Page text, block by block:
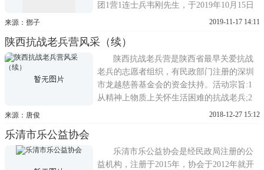
团1营1连士兵韦刚先生，于2019年10月15日
中午11时许在家中归队，享年96岁。按照风
志愿者前往大王村，与村里亲朋好友一起做
已故老兵韦刚先生纪念仪式，家属特意志愿
者一定要前往。今天
来源：鄧子 2019-11-17 14:11
陕西抗战老兵营风采（续）
陕西抗战老兵营是陕西省最早关爱抗战
老兵的志愿者组织，有民政部门注册的深圳
市龙越慈善基金会的资金扶持。活动宗旨:1
从精神上物质上关怀生活困难的抗战老兵;2
记录老兵口述历史;3 普及抗战历史传承抗战
来源：唐俊 2018-12-27 15:12
乐清市乐公益协会
乐清市乐公益协会是经民政局注册的公
益机构，注册于2015年，协会于2012年就开